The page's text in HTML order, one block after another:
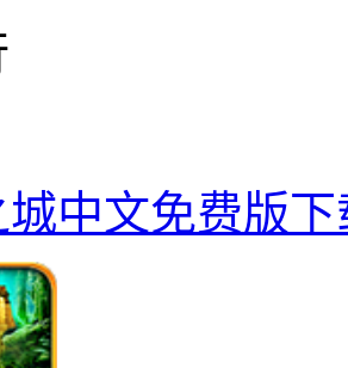
中文免费版下